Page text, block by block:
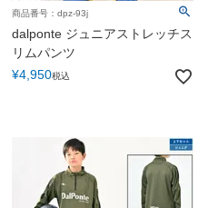
商品番号：dpz-93j
dalponte ジュニアストレッチス
リムパンツ
¥4,950税込